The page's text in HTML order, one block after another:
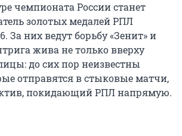
чемпионата России станет
золотых медалей РПЛ
За них ведут борьбу «Зенит» и
жива не только вверху
до сих пор неизвестны
отправятся в стыковые матчи,
покидающий РПЛ напрямую.